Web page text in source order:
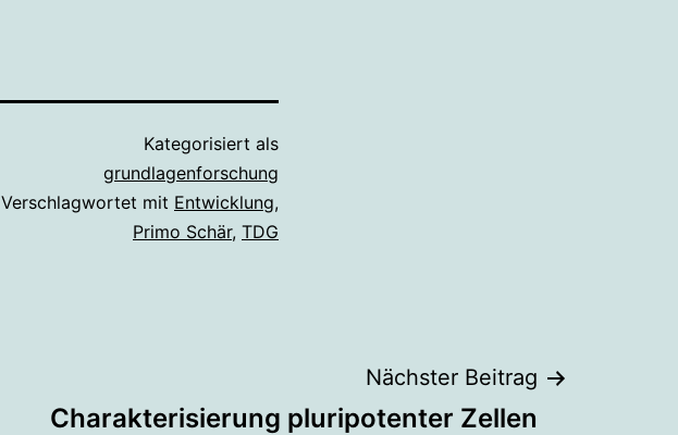
Kategorisiert als
grundlagenforschung
Verschlagwortet mit Entwicklung,
Primo Schär, TDG
Nächster Beitrag
Charakterisierung pluripotenter Zellen